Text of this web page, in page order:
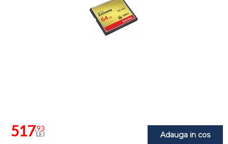
Adauga in cos
517,93
LEI